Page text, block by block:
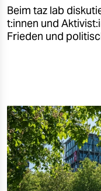
Beim taz lab
t:in­nen und
Frieden und